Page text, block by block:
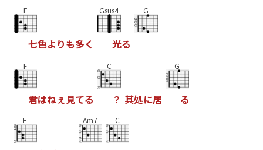
F
七色よ りも多く
Gsus4
光る
G
F
君はねぇ 見てる
C
？ 其処に居
G
る
E Am7 C